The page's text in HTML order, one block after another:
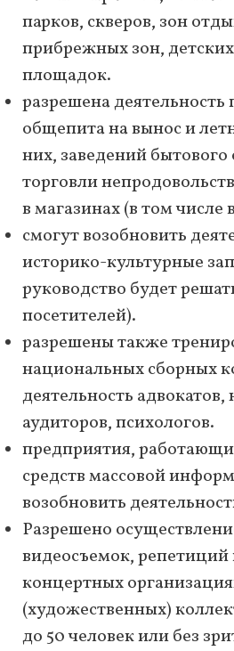
парков, скверов, зон
прибрежных зон,
площадок.
разрешена
общепита на вынос и
них, заведений
торговли
в магазинах (в том числе
смогут возобновить
историко-культурные
руководство будет
посетителей).
разрешены также
национальных сборных
деятельность адвокатов,
аудиторов, психологов.
предприятия,
средств массовой
возобновить
Разрешено
видеосъемок, репетиций
концертных
(художественных)
до 50 человек или без